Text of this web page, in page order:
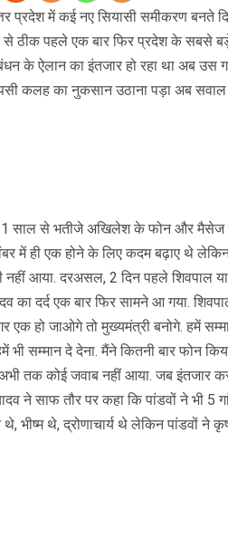
प्रदेश में कई नए सियासी समीकरण बनते
ठीक पहले एक बार फिर प्रदेश के सबसे
के ऐलान का इंतजार हो रहा था अब उस
कलह का नुकसान उठाना पड़ा अब
1 साल से भतीजे अखिलेश के फोन और मैसेज
में ही एक होने के लिए कदम बढ़ाए थे
आया. दरअसल, 2 दिन पहले शिवपाल
का दर्द एक बार फिर सामने आ गया.
एक हो जाओगे तो मुख्यमंत्री बनोगे. हमें
भी सम्मान दे देना. मैंने कितनी बार फोन
तक कोई जवाब नहीं आया. जब इंतजार
ने साफ तौर पर कहा कि पांडवों ने भी
थे, भीष्म थे, द्रोणाचार्य थे लेकिन पांडवों